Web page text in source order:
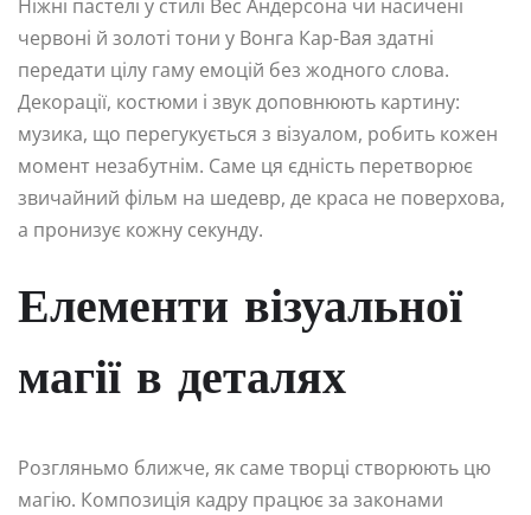
Ніжні пастелі у стилі Вес Андерсона чи насичені
червоні й золоті тони у Вонга Кар-Вая здатні
передати цілу гаму емоцій без жодного слова.
Декорації, костюми і звук доповнюють картину:
музика, що перегукується з візуалом, робить кожен
момент незабутнім. Саме ця єдність перетворює
звичайний фільм на шедевр, де краса не поверхова,
а пронизує кожну секунду.
Елементи візуальної
магії в деталях
Розгляньмо ближче, як саме творці створюють цю
магію. Композиція кадру працює за законами